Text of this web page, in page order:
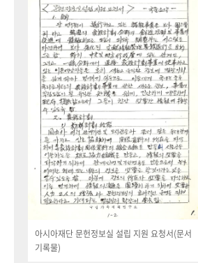
아시아재단 문헌정보실 설립 지원 요청서(문서
기록물)